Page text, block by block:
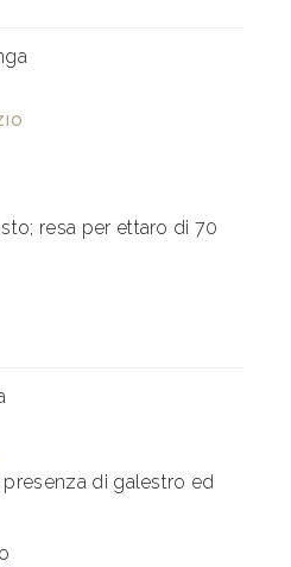
resa per ettaro di 70
di galestro ed